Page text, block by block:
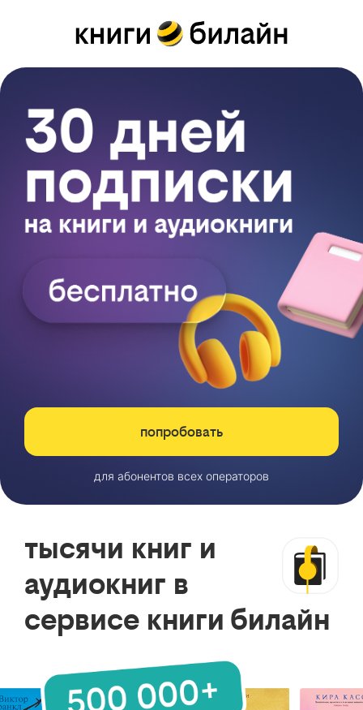
попробовать
для абонентов всех операторов
тысячи книг и
аудиокниг в
сервисе книги билайн